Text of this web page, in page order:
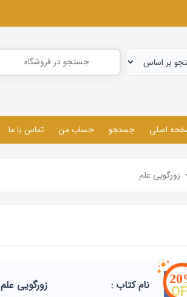
اصلی جستجو حساب من تماس با ما
زورگویی علم
نام کتاب :
زورگویی علم